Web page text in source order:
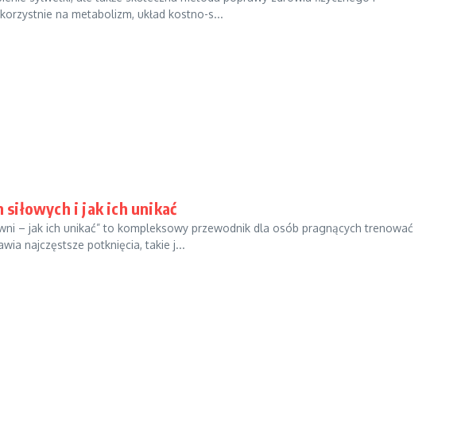
na metabolizm, układ kostno-s...
i jak ich unikać
– jak ich unikać” to kompleksowy przewodnik dla osób pragnących trenować
najczęstsze potknięcia, takie j...